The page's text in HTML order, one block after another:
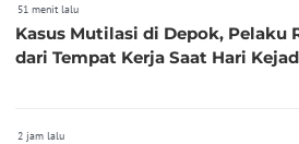
51 menit lalu
Kasus Mutilasi di Depok, Pelaku
dari Tempat Kerja Saat Hari
2 jam lalu